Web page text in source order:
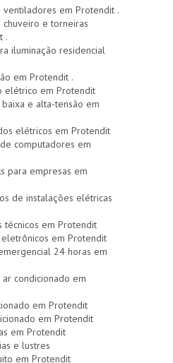
em Protendit .
e torneiras
.
iluminação residencial
em Protendit .
elétrico em Protendit
e alta-tensão em
elétricos em Protendit
computadores em
para empresas em
de instalações elétricas
técnicos em Protendit
em Protendit
24 horas em
ar condicionado em
em Protendit
em Protendit
em Protendit
e lustres
em Protendit